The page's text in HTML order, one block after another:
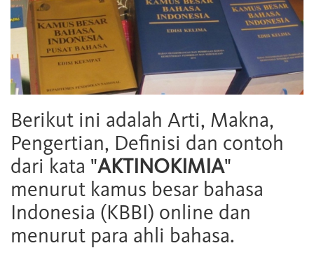
Berikut ini adalah Arti, Makna,
Pengertian, Definisi dan contoh
dari kata "AKTINOKIMIA"
menurut kamus besar bahasa
Indonesia (KBBI) online dan
menurut para ahli bahasa.